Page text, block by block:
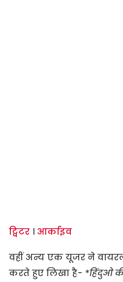
ट्विटर। आर्काइव
वहीं अन्य एक यूजर ने
करते हुए लिखा है- *हिंदुओ